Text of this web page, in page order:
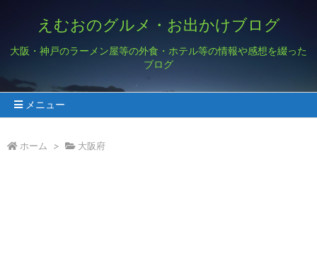
えむおのグルメ・お出かけブログ
大阪・神戸のラーメン屋等の外食・ホテル等の情報や感想を綴った
ブログ
メニュー
ホーム > 大阪府